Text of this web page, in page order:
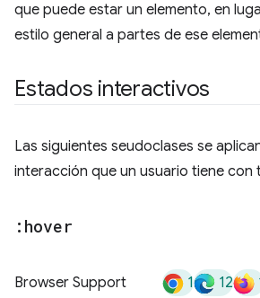
que puede estar un elemento, en
estilo general a partes de ese
Estados interactivos
Las siguientes seudoclases se
interacción que un usuario tiene con
:hover
Browser Support 1 12